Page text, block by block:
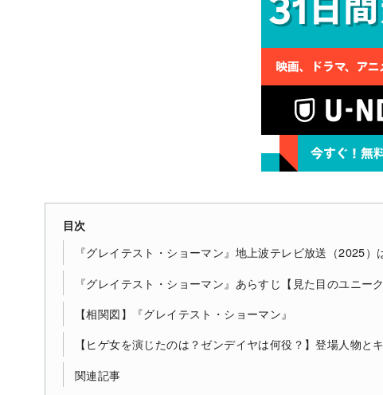
目次
『グレイテスト・ショーマン』地上波テレビ放送（2025）
『グレイテスト・ショーマン』あらすじ【見た目のユニー
【相関図】『グレイテスト・ショーマン』
【ヒゲ女を演じたのは？ゼンデイヤは何役？】登場人物と
関連記事